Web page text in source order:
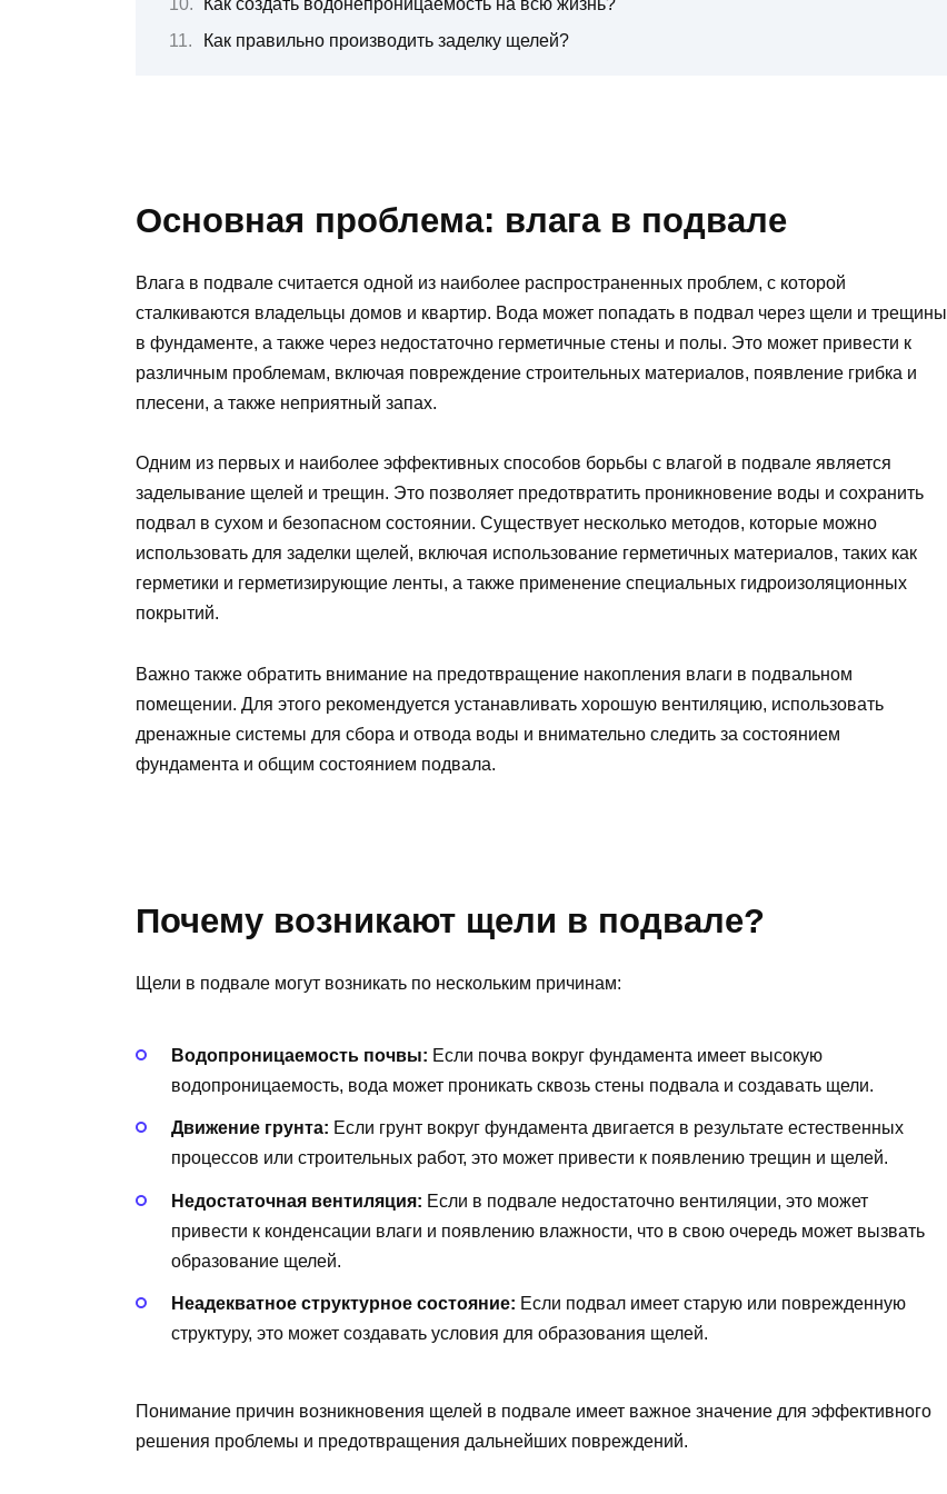
Как правильно производить заделку щелей?
Основная проблема: влага в подвале
Влага в подвале считается одной из наиболее распространенных проблем, с которой
сталкиваются владельцы домов и квартир. Вода может попадать в подвал через щели и трещины
в фундаменте, а также через недостаточно герметичные стены и полы. Это может привести к
различным проблемам, включая повреждение строительных материалов, появление грибка и
плесени, а также неприятный запах.
Одним из первых и наиболее эффективных способов борьбы с влагой в подвале является
заделывание щелей и трещин. Это позволяет предотвратить проникновение воды и сохранить
подвал в сухом и безопасном состоянии. Существует несколько методов, которые можно
использовать для заделки щелей, включая использование герметичных материалов, таких как
герметики и герметизирующие ленты, а также применение специальных гидроизоляционных
покрытий.
Важно также обратить внимание на предотвращение накопления влаги в подвальном
помещении. Для этого рекомендуется устанавливать хорошую вентиляцию, использовать
дренажные системы для сбора и отвода воды и внимательно следить за состоянием
фундамента и общим состоянием подвала.
Почему возникают щели в подвале?
Щели в подвале могут возникать по нескольким причинам:
Водопроницаемость почвы: Если почва вокруг фундамента имеет высокую
водопроницаемость, вода может проникать сквозь стены подвала и создавать щели.
Движение грунта: Если грунт вокруг фундамента двигается в результате естественных
процессов или строительных работ, это может привести к появлению трещин и щелей.
Недостаточная вентиляция: Если в подвале недостаточно вентиляции, это может
привести к конденсации влаги и появлению влажности, что в свою очередь может вызвать
образование щелей.
Неадекватное структурное состояние: Если подвал имеет старую или поврежденную
структуру, это может создавать условия для образования щелей.
Понимание причин возникновения щелей в подвале имеет важное значение для эффективного
решения проблемы и предотвращения дальнейших повреждений.